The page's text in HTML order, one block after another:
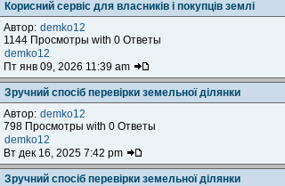
Корисний сервіс для власників і покупців землі
Автор: demko12
1144 Просмотры with 0 Ответы
demko12
Пт янв 09, 2026 11:39 am
Зручний спосіб перевірки земельної ділянки
Автор: demko12
798 Просмотры with 0 Ответы
demko12
Вт дек 16, 2025 7:42 pm
Зручний спосіб перевірки земельної ділянки